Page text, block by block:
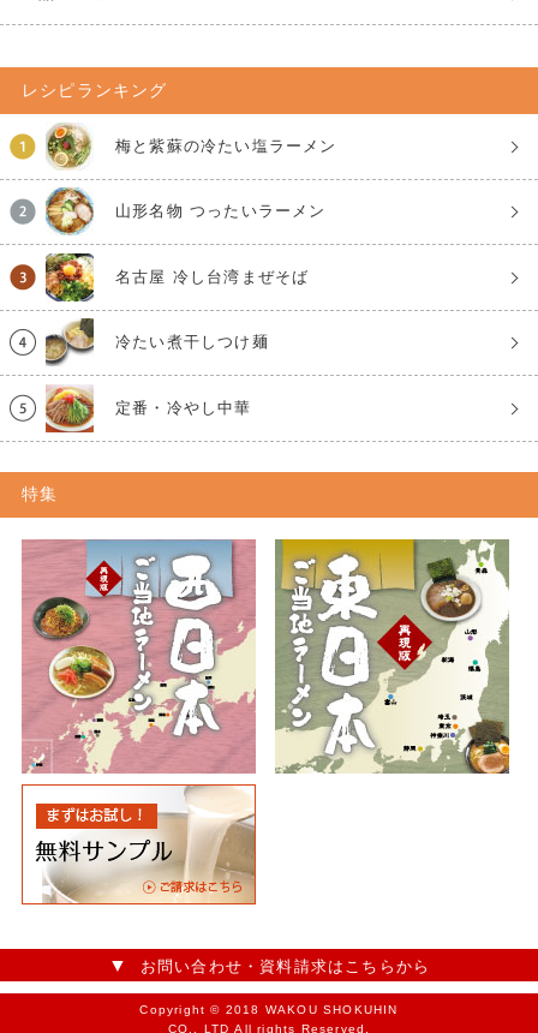
レシピランキング
梅と紫蘇の冷たい塩ラーメン
山形名物 つったいラーメン
名古屋 冷し台湾まぜそば
冷たい煮干しつけ麺
定番・冷やし中華
特集
お問い合わせ・資料請求はこちらから
Copyright © 2018 WAKOU SHOKUHIN
CO., LTD All rights Reserved.